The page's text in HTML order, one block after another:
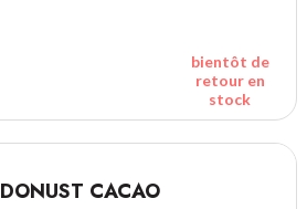
bientôt de
retour en
stock
DONUST CACAO